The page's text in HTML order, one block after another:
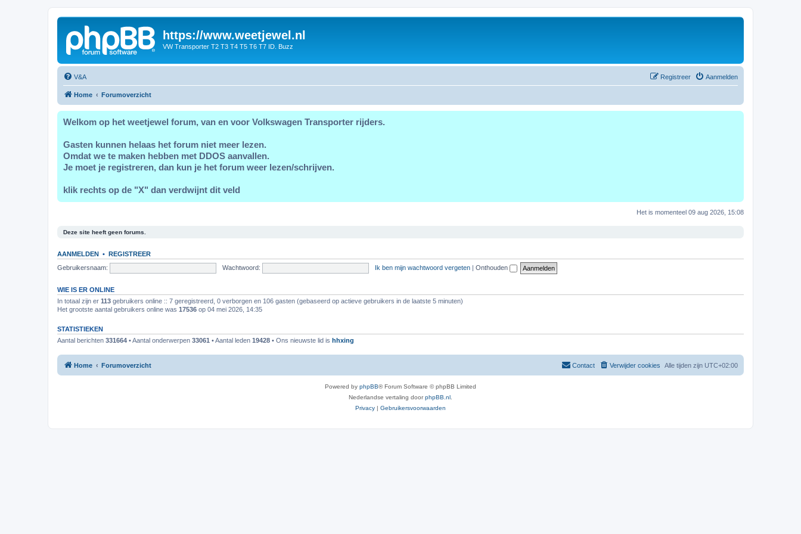
https://www.weetjewel.nl
VW Transporter T2 T3 T4 T5 T6 T7 ID. Buzz
V&A Aanmelden
Registreer
Home Forumoverzicht
Welkom op het weetjewel forum, van en voor Volkswagen Transporter rijders.
Gasten kunnen helaas het forum niet meer lezen.
Omdat we te maken hebben met DDOS aanvallen.
Je moet je registreren, dan kun je het forum weer lezen/schrijven.
klik rechts op de "X" dan verdwijnt dit veld
Het is momenteel 09 aug 2026, 15:08
Deze site heeft geen forums.
AANMELDEN • REGISTREER
Gebruikersnaam:
Wachtwoord: Ik ben mijn wachtwoord vergeten | Onthouden
WIE IS ER ONLINE
In totaal zijn er 113 gebruikers online :: 7 geregistreerd, 0 verborgen en 106 gasten (gebaseerd op actieve gebruikers in de laatste 5 minuten)
Het grootste aantal gebruikers online was 17536 op 04 mei 2026, 14:35
STATISTIEKEN
Aantal berichten 331664 • Aantal onderwerpen 33061 • Aantal leden 19428 • Ons nieuwste lid is hhxing
Home Forumoverzicht Alle tijden zijn UTC+02:00
Verwijder cookies
Contact
Powered by phpBB® Forum Software © phpBB Limited
Nederlandse vertaling doorphpBB.nl
Privacy | Gebruikersvoorwaarden